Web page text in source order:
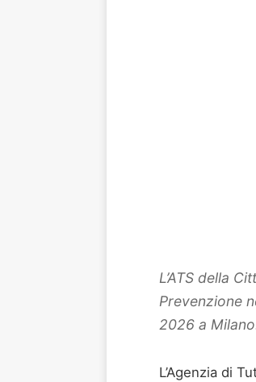
L’ATS della
Prevenzione
2026 a
L’Agenzia di